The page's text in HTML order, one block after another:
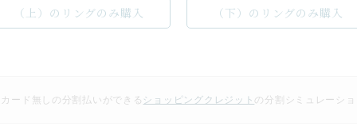
（上）のリングのみ購入 （下）のリングのみ購入
ード無しの分割払いができる ショッピングクレジット の 分割シミュレーショ